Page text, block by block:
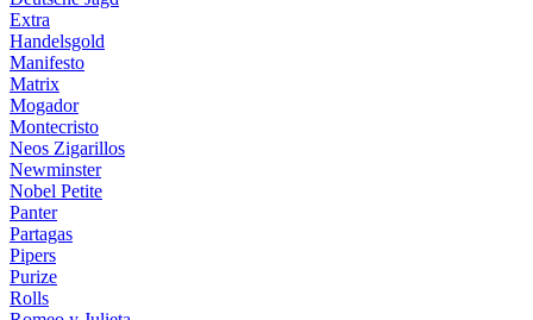
Extra
Handelsgold
Manifesto
Matrix
Mogador
Montecristo
Neos Zigarillos
Newminster
Nobel Petite
Panter
Partagas
Pipers
Purize
Rolls